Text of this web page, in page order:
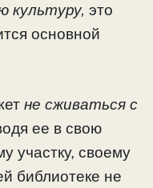
культуру, это
основной
не сживаться с
ее в свою
участку, своему
биб­лиотеке не